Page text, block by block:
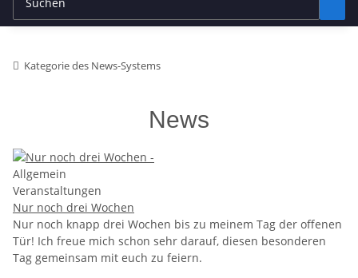
Kategorie des News-Systems
News
Allgemein
Veranstaltungen
Nur noch drei Wochen
Nur noch knapp drei Wochen bis zu meinem Tag der offenen
Tür! Ich freue mich schon sehr darauf, diesen besonderen
Tag gemeinsam mit euch zu feiern.